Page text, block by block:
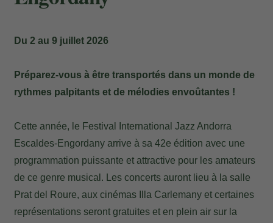
Du 2 au 9 juillet 2026
Préparez-vous à être transportés dans un monde de
rythmes palpitants et de mélodies envoûtantes !
Cette année, le Festival International Jazz Andorra
Escaldes-Engordany arrive à sa 42e édition avec une
programmation puissante et attractive pour les amateurs
de ce genre musical. Les concerts auront lieu à la salle
Prat del Roure, aux cinémas Illa Carlemany et certaines
représentations seront gratuites et en plein air sur la